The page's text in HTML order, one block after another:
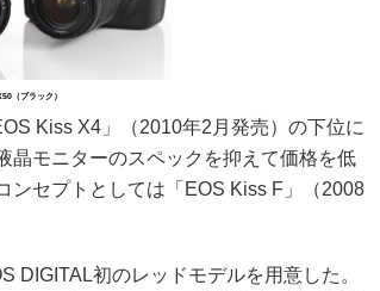
（ブラック）
Kiss X4」（2010年2月発売）の下位に
晶モニターのスペックを抑えて価格を低
ンセプトとしては「EOS Kiss F」（2008
初のレッドモデルを用意した。